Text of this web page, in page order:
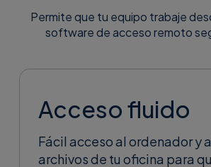
Permite que tu equipo trabaje
software de acceso remoto
Acceso fluido
Fácil acceso al ordenador y
archivos de tu oficina para